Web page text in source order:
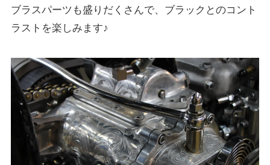
ブラスパーツも盛りだくさんで、ブラックとのコント
ラストを楽しみます♪